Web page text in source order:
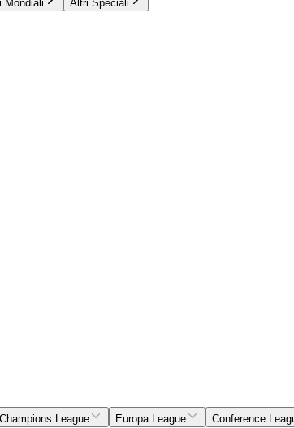
Mondiali Altri Speciali
Champions League Europa League Conference